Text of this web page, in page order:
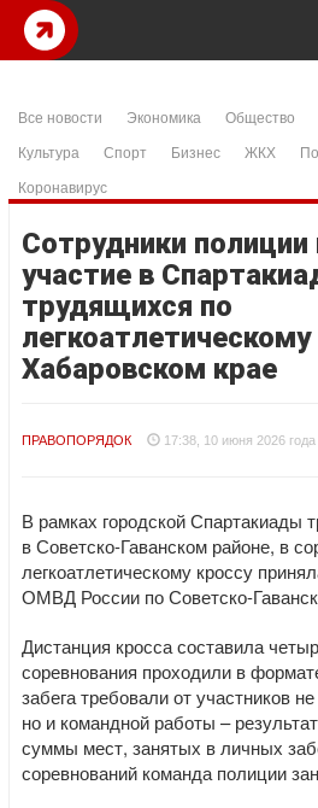
Все новости Экономика Общество
Культура
Спорт Бизнес ЖКХ
Коронавирус
Сотрудники полиции
участие в
трудящихся по
легкоатлетическому
Хабаровском крае
ПРАВОПОРЯДОК 17:38, 10 июня 2026 года
В рамках городской
в Советско-Гаванском районе, в
легкоатлетическому кроссу
ОМВД России по Советско-
Дистанция кросса составила
соревнования проходили в
забега требовали от участников
но и командной работы –
суммы мест, занятых в личных
соревнований команда полиции